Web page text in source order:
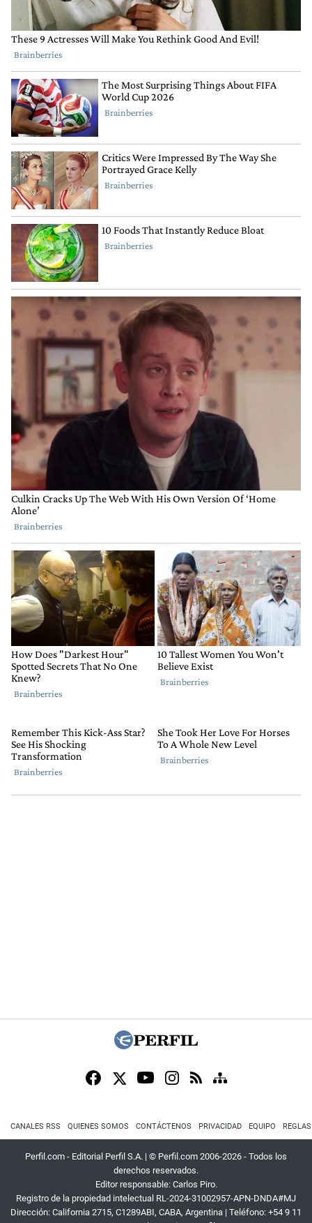
CANALES RSS QUIENES SOMOS CONTÁCTENOS PRIVACIDAD EQUIPO
Perfil.com - Editorial Perfil S.A. | © Perfil.com 2006-2026 - Todos los
derechos reservados.
Editor responsable: Carlos Piro.
Registro de la propiedad intelectual RL-2024-31002957-APN-DNDA#MJ
Dirección: California 2715, C1289ABI, CABA, Argentina | Teléfono: +54 9 11